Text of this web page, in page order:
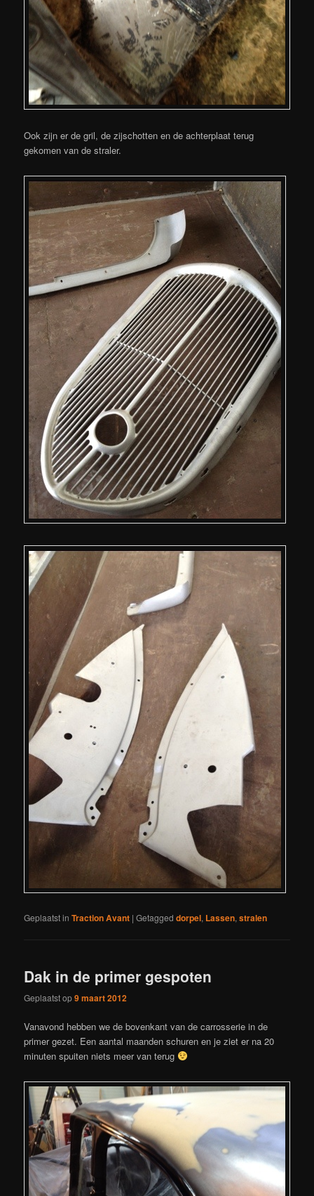
Ook zijn er de gril, de zijschotten en de achterplaat terug
gekomen van de straler.
Geplaatst in Traction Avant |Getagged dorpel, Lassen,stralen
Dak in de primer gespoten
Geplaatst op9 maart 2012
Vanavond hebben we de bovenkant van de carrosserie in de
primer gezet. Een aantal maanden schuren en je ziet er na 20
minuten spuiten niets meer van terug